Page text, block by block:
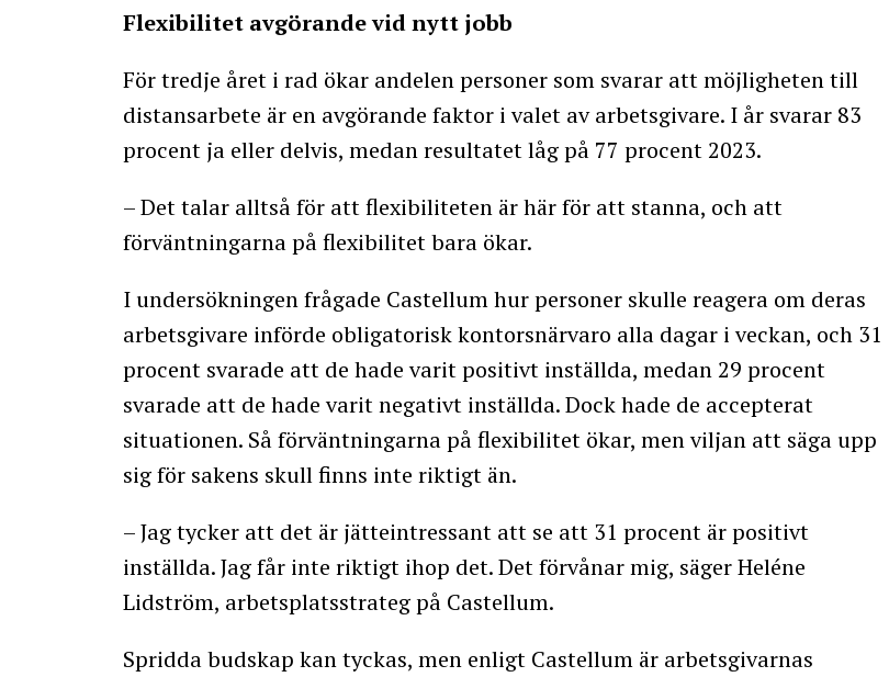
Flexibilitet avgörande vid nytt jobb
För tredje året i rad ökar andelen personer som svarar att möjligheten till
distansarbete är en avgörande faktor i valet av arbetsgivare. I år svarar 83
procent ja eller delvis, medan resultatet låg på 77 procent 2023.
– Det talar alltså för att flexibiliteten är här för att stanna, och att
förväntningarna på flexibilitet bara ökar.
I undersökningen frågade Castellum hur personer skulle reagera om deras
arbetsgivare införde obligatorisk kontorsnärvaro alla dagar i veckan, och 31
procent svarade att de hade varit positivt inställda, medan 29 procent
svarade att de hade varit negativt inställda. Dock hade de accepterat
situationen. Så förväntningarna på flexibilitet ökar, men viljan att säga upp
sig för sakens skull finns inte riktigt än.
– Jag tycker att det är jätteintressant att se att 31 procent är positivt
inställda. Jag får inte riktigt ihop det. Det förvånar mig, säger Heléne
Lidström, arbetsplatsstrateg på Castellum.
Spridda budskap kan tyckas, men enligt Castellum är arbetsgivarnas